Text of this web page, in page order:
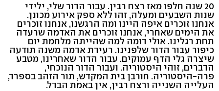
20 שנה חלפו מאז רצח רבין. עבור הדור שלי, ילידי
שנות השבעים ומעלה, זהו ללא ספק אירוע מכונן.
אנחנו זוכרים איפה היינו ומה הרגשנו, אנחנו זוכרים
את הימים שאחרי, אנחנו זוכרים את האדמה שרעדה
תחת רגלינו. אולי דומה למה שהייתה מלחמת יום
כיפור עבור הדור שלפנינו. רעידת אדמה משנה תודעה
שיצרה גלי הדף עמוקים. עבור הדור שאחרינו, מטבע
הדברים, זוהי היסטוריה. ועבור הדור הנוכחי,
פרה-היסטוריה. חורבן בית המקדש, תור הזהב בספרד,
העלייה השנייה ורצח רבין, אין באמת הבדל.